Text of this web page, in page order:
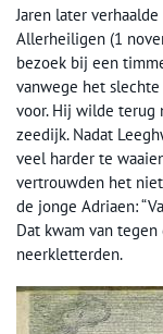
Jaren later
Allerheiligen (1
bezoek bij een
vanwege het
voor. Hij wilde terug
zeedijk. Nadat
veel harder te
vertrouwden het
de jonge Adriaen:
Dat kwam van
neerkletterden.